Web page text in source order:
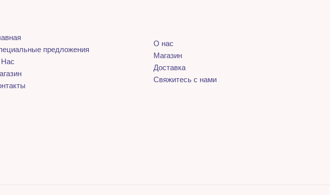
предложения
О нас
Магазин
Доставка
Свяжитесь с нами